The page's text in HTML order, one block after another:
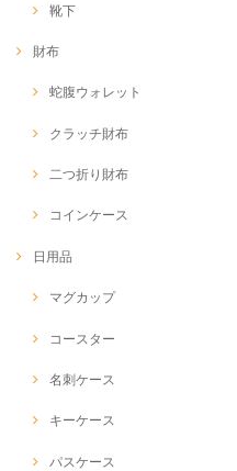
靴下
財布
蛇腹ウォレット
クラッチ財布
二つ折り財布
コインケース
日用品
マグカップ
コースター
名刺ケース
キーケース
パスケース